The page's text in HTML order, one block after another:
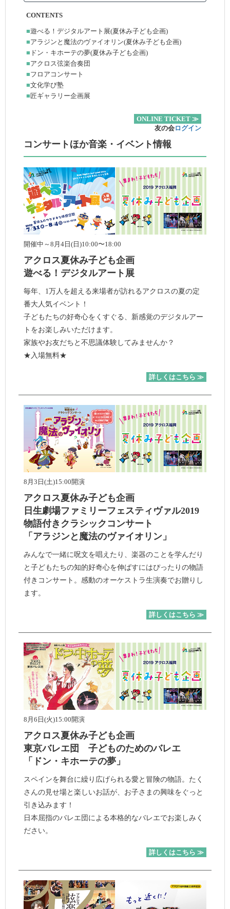
CONTENTS
■遊べる！デジタルアート展(夏休み子ども企画)
■アラジンと魔法のヴァイオリン(夏休み子ども企画)
■ ドン・キホーテの夢(夏休み子ども企画)
■アクロス弦楽合奏団
■フロアコンサート
■文化学び塾
■匠ギャラリー企画展
ONLINE TICKET ≫
友の会ログイン
コンサートほか音楽・イベント情報
開催中～8月4日(日)10:00〜18:00
アクロス夏休み子ども企画
遊べる！デジタルアート展
毎年、1万人を超える来場者が訪れるアクロスの夏の定
番大人気イベント！
子どもたちの好奇心をくすぐる、新感覚のデジタルアー
トをお楽しみいただけます。
家族やお友だちと不思議体験してみませんか？
★入場無料★
詳しくはこちら ≫
8月3日(土)15:00開演
アクロス夏休み子ども企画
日生劇場ファミリーフェスティヴァル2019
物語付きクラシックコンサート
「アラジンと魔法のヴァイオリン」
みんなで一緒に呪文を唱えたり、楽器のことを学んだり
と子どもたちの知的好奇心を伸ばすにはぴったりの物語
付きコンサート。感動のオーケストラ生演奏でお贈りし
ます。
詳しくはこちら ≫
8月6日(火)15:00開演
アクロス夏休み子ども企画
東京バレエ団 子どものためのバレエ
「ドン・キホーテの夢」
スペインを舞台に繰り広げられる愛と冒険の物語。たく
さんの見せ場と楽しいお話が、お子さまの興味をぐっと
引き込みます！
日本屈指のバレエ団による本格的なバレエでお楽しみく
ださい。
詳しくはこちら ≫